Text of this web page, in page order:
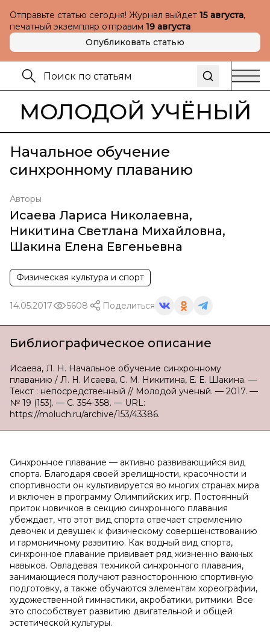
Отправьте статью сегодня! Журнал выйдет 15 августа,
печатный экземпляр отправим 19 августа
Опубликовать статью
МОЛОДОЙ УЧЁНЫЙ
Начальное обучение
синхронному плаванию
Авторы
Исаева Лариса Николаевна,
Никитина Светлана Михайловна,
Шакина Елена Евгеньевна
Физическая культура и спорт
14.05.2017 5608 Поделиться
Библиографическое описание
Исаева, Л. Н. Начальное обучение синхронному
плаванию / Л. Н. Исаева, С. М. Никитина, Е. Е. Шакина. —
Текст : непосредственный // Молодой ученый. — 2017. —
№ 19 (153). — С. 354-358. — URL:
https://moluch.ru/archive/153/43386.
Синхронное плавание — активно развивающийся вид
спорта. Благодаря своей зрелищности, красочности и
спортивности он культивируется во многих странах мира
и включен в программу Олимпийских игр. Постоянный
приток новичков в секцию синхронного плавания
убеждает, что этот вид спорта отвечает стремлению
девочек и девушек к физическому совершенствованию
и гармоничному развитию. Как водный вид спорта,
синхронное плавание прививает ряд жизненно важных
навыков. Овладевая техникой синхронного плавания,
занимающиеся получают разностороннюю спортивную
подготовку, а также обучаются элементам хореографии,
художественной гимнастики, акробатики, ритмики. Все
это способствует развитию двигательной и общей
эстетической культуры.